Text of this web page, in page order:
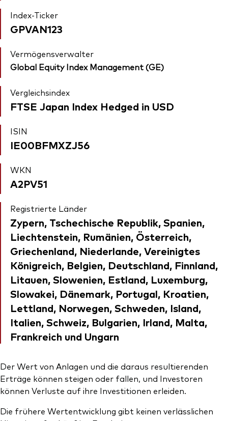
Index-Ticker
GPVAN123
Vermögensverwalter
Global Equity Index Management (GE)
Vergleichsindex
FTSE Japan Index Hedged in USD
ISIN
IE00BFMXZJ56
WKN
A2PV51
Registrierte Länder
Zypern, Tschechische Republik, Spanien,
Liechtenstein, Rumänien, Österreich,
Griechenland, Niederlande, Vereinigtes
Königreich, Belgien, Deutschland, Finnland,
Litauen, Slowenien, Estland, Luxemburg,
Slowakei, Dänemark, Portugal, Kroatien,
Lettland, Norwegen, Schweden, Island,
Italien, Schweiz, Bulgarien, Irland, Malta,
Frankreich und Ungarn
Der Wert von Anlagen und die daraus resultierenden
Erträge können steigen oder fallen, und Investoren
können Verluste auf ihre Investitionen erleiden.
Die frühere Wertentwicklung gibt keinen verlässlichen